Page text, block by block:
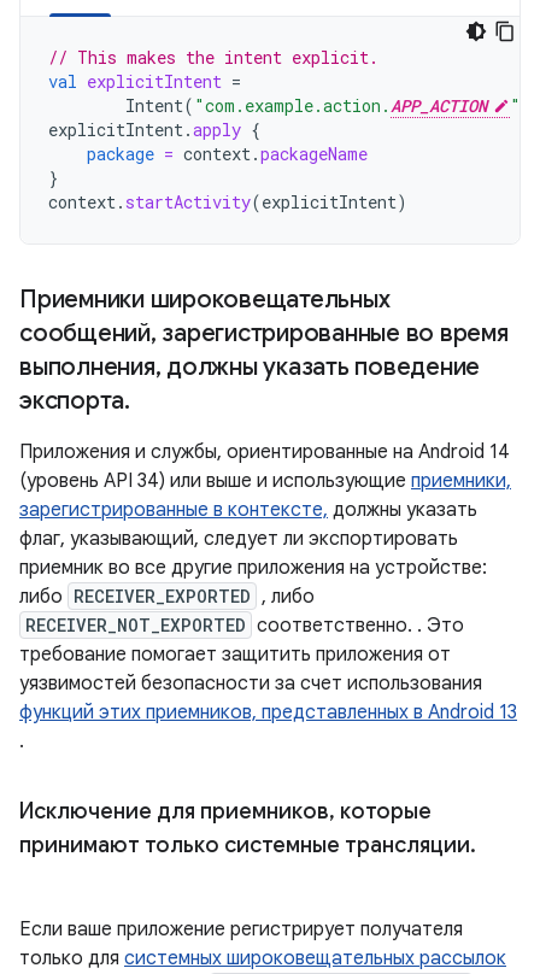
// This makes the intent explicit.
val explicitIntent =
Intent( "com.example.action.APP_ACTION "
explicitIntent.apply {
package = context.packageName
}
context. startActivity(explicitIntent)
Приемники широковещательных
сообщений, зарегистрированные во время
выполнения, должны указать поведение
экспорта.
Приложения и службы, ориентированные на Android 14
(уровень API 34) или выше и использующие приемники,
зарегистрированные в контексте, должны указать
флаг, указывающий, следует ли экспортировать
приемник во все другие приложения на устройстве:
либо RECEIVER_EXPORTED , либо
RECEIVER_NOT_EXPORTED соответственно. . Это
требование помогает защитить приложения от
уязвимостей безопасности за счет использования
функций этих приемников, представленных в Android 13
.
Исключение для приемников, которые
принимают только системные трансляции.
Если ваше приложение регистрирует получателя
только для системных широковещательных рассылок